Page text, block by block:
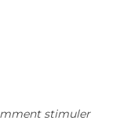
stimuler